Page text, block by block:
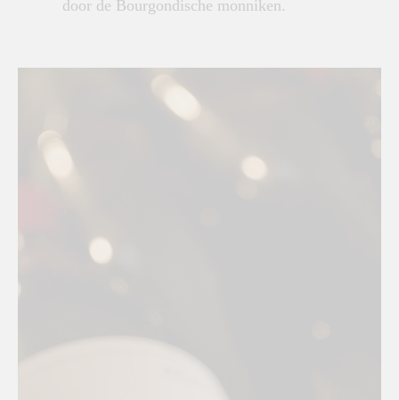
door de Bourgondische monniken.